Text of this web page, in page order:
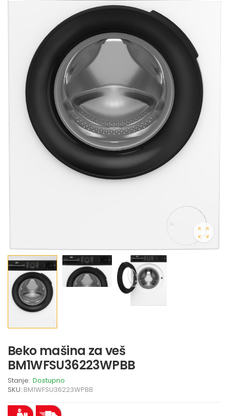
Beko mašina za veš
BM1WFSU36223WPBB
Stanje: Dostupno
SKU: BM1WFSU36223WPBB